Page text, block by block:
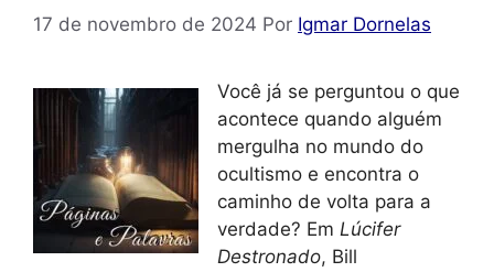
17 de novembro de 2024 Por Igmar Dornelas
Você já se perguntou o que
acontece quando alguém
mergulha no mundo do
ocultismo e encontra o
caminho de volta para a
verdade? Em Lúcifer
Destronado, Bill